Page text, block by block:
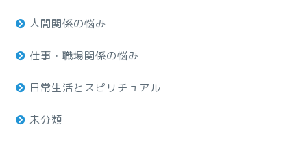
人間関係の悩み
仕事・職場関係の悩み
日常生活とスピリチュアル
未分類